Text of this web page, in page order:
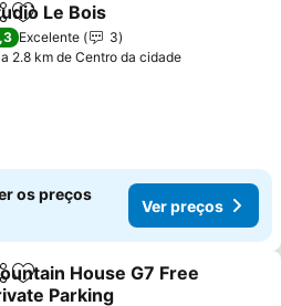
Adicionar aos favoritos
Le Bois
Excelente
3
a 2.8 km de Centro da cidade
os preços
Ver preços
Adicionar aos favoritos
House G7 Free
Parking